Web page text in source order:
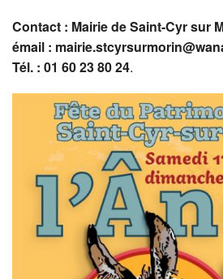
Contact : Mairie de Saint-Cyr sur
émail :
Tél. : 01 60 23 80 24.